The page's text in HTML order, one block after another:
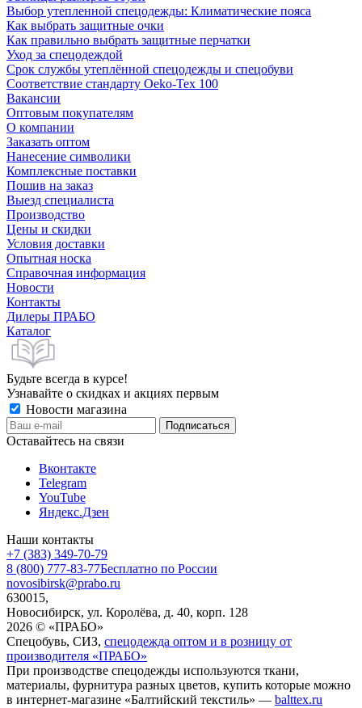
Выбор утепленной спецодежды: Климатические пояса
Как выбрать защитные очки
Как правильно выбрать защитные перчатки
Уход за спецодеждой
Срок службы утеплённой спецодежды и спецобуви
Соответствие стандарту Oeko-Tex 100
Вакансии
Оптовым покупателям
О компании
Заказать оптом
Нанесение символики
Комплексные поставки
Пошив на заказ
Выезд специалиста
Производство
Цены и скидки
Условия доставки
Опытная носка
Справочная информация
Новости
Контакты
Дилеры ПРАБО
Каталог
Будьте всегда в курсе!
Узнавайте о скидках и акциях первым
Новости магазина
Оставайтесь на связи
Вконтакте
Telegram
YouTube
Яндекс.Дзен
Наши контакты
+7 (383) 349-70-79
8 (800) 777-83-77Бесплатно по России
novosibirsk@prabo.ru
630015,
Новосибирск, ул. Королёва, д. 40, корп. 128
2026 © «ПРАБО»
Спецобувь, СИЗ, спецодежда оптом и в розницу от
производителя «ПРАБО»
При производстве спецодежды используются ткани,
материалы, фурнитура разных цветов, купить которые можно
в интернет-магазине «Балтийский текстиль» — balttex.ru